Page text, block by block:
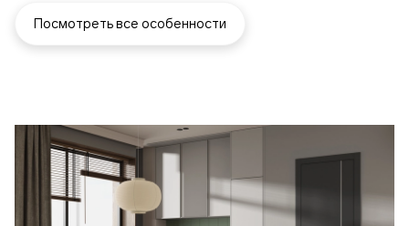
Посмотреть все особенности